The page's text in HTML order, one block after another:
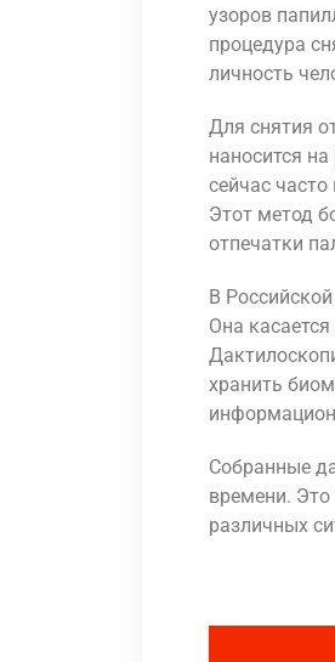
узоров
процедура
личность
Для снятия
наносится
сейчас
Этот метод
отпечатки
В
Она
хранить
Собранные
времени.
различных